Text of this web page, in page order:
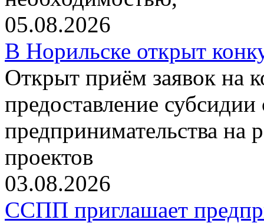
05.08.2026
В Норильске открыт
Открыт приём заявок на
предоставление
предпринимательства на
проектов
03.08.2026
ССПП приглашает